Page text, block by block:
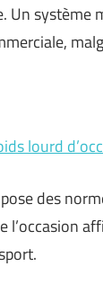
lourd
des
l’occasion